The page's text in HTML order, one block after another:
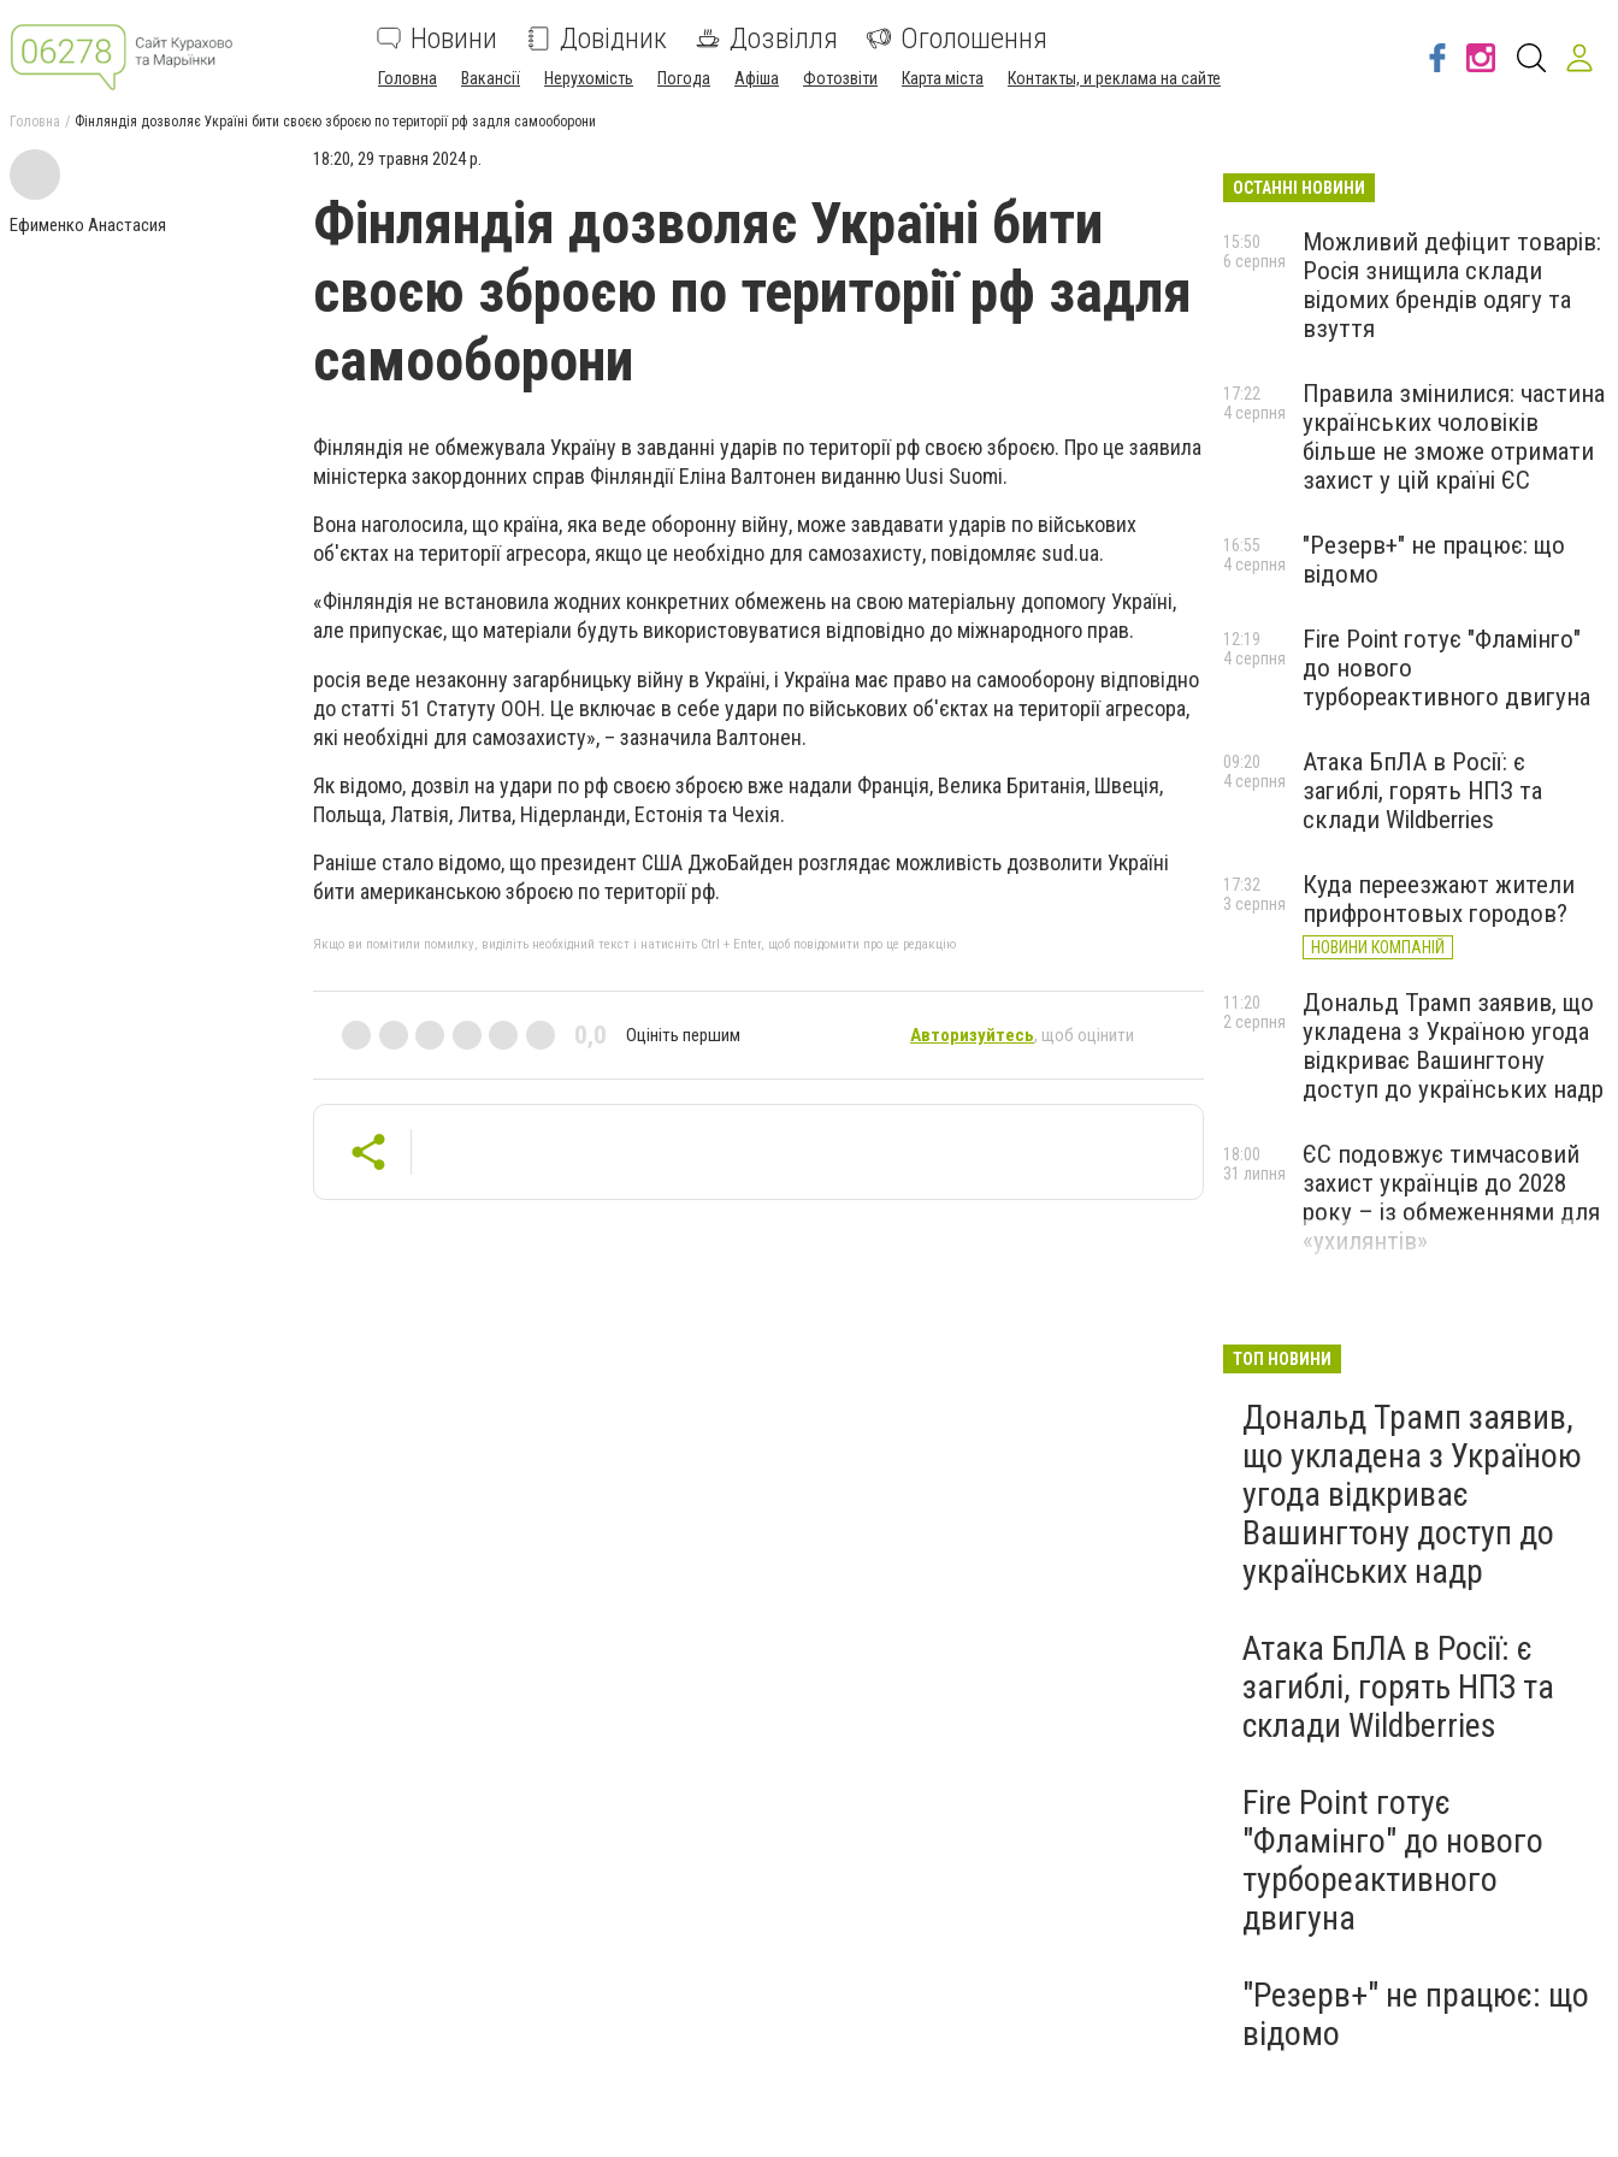
Новини Довідник Дозвілля Оголошення
Головна Вакансії Нерухомість Погода Афіша Фотозвіти Карта міста Контакты, и реклама на сайте
Головна Фінляндія дозволяє Україні бити своєю зброєю по території рф задля самооборони
Ефименко Анастасия
18:20, 29 травня 2024 р.
Фінляндія дозволяє Україні бити
своєю зброєю по території рф задля
самооборони
Фінляндія не обмежувала Україну в завданні ударів по території рф своєю зброєю. Про це заявила
міністерка закордонних справ ФінляндіїЕліна Валтонен виданню Uusi Suomi.
Вона наголосила, що країна, яка веде оборонну війну, може завдавати ударів по військових
об'єктах на території агресора, якщо це необхідно для самозахисту, повідомляє sud.ua.
«Фінляндія не встановила жодних конкретних обмежень на свою матеріальну допомогу Україні,
але припускає, що матеріали будуть використовуватися відповідно до міжнародного прав.
росія веде незаконну загарбницьку війну в Україні, і Україна має право на самооборону відповідно
до статті 51 Статуту ООН. Це включає в себе удари по військових об'єктах на території агресора,
які необхідні для самозахисту», – зазначила Валтонен.
Як відомо, дозвіл на удари по рф своєю зброєю вже надали Франція, Велика Британія, Швеція,
Польща, Латвія, Литва, Нідерланди, Естонія та Чехія.
Раніше стало відомо, що президент США ДжоБайден розглядає можливість дозволити Україні
бити американською зброєю по території рф.
Якщо ви помітили помилку, виділіть необхідний текст і натисніть Ctrl + Enter, щоб повідомити про це редакцію
0,0 Оцініть першим Авторизуйтесь, щоб оцінити
ОСТАННІ НОВИНИ
Можливий дефіцит товарів:
Росія знищила склади
відомих брендів одягу та
взуття
15:50
6 серпня
Правила змінилися: частина
українських чоловіків
більше не зможе отримати
захист у цій країні ЄС
17:22
4 серпня
"Резерв+" не працює: що
відомо
16:55
4 серпня
Fire Point готує "Фламінго"
до нового
турбореактивного двигуна
12:19
4 серпня
Атака БпЛА в Росії: є
загиблі, горять НПЗ та
склади Wildberries
09:20
4 серпня
Куда переезжают жители
прифронтовых городов?
НОВИНИ КОМПАНІЙ
17:32
3 серпня
Дональд Трамп заявив, що
укладена з Україною угода
відкриває Вашингтону
доступ до українських надр
11:20
2 серпня
ЄС подовжує тимчасовий
захист українців до 2028
року – із обмеженнями для
«ухилянтів»
18:00
31 липня
ТОП НОВИНИ
Дональд Трамп заявив,
що укладена з Україною
угода відкриває
Вашингтону доступ до
українських надр
Атака БпЛА в Росії: є
загиблі, горять НПЗ та
склади Wildberries
Fire Point готує
"Фламінго" до нового
турбореактивного
двигуна
"Резерв+" не працює: що
відомо